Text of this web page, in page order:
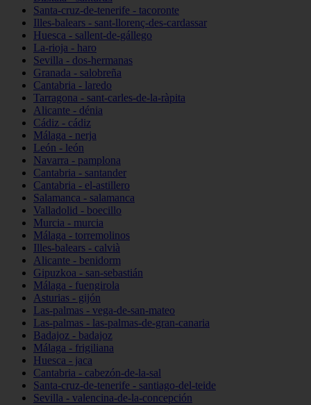
Santa-cruz-de-tenerife - tacoronte
Illes-balears - sant-llorenç-des-cardassar
Huesca - sallent-de-gállego
La-rioja - haro
Sevilla - dos-hermanas
Granada - salobreña
Cantabria - laredo
Tarragona - sant-carles-de-la-ràpita
Alicante - dénia
Cádiz - cádiz
Málaga - nerja
León - león
Navarra - pamplona
Cantabria - santander
Cantabria - el-astillero
Salamanca - salamanca
Valladolid - boecillo
Murcia - murcia
Málaga - torremolinos
Illes-balears - calvià
Alicante - benidorm
Gipuzkoa - san-sebastián
Málaga - fuengirola
Asturias - gijón
Las-palmas - vega-de-san-mateo
Las-palmas - las-palmas-de-gran-canaria
Badajoz - badajoz
Málaga - frigiliana
Huesca - jaca
Cantabria - cabezón-de-la-sal
Santa-cruz-de-tenerife - santiago-del-teide
Sevilla - valencina-de-la-concepción